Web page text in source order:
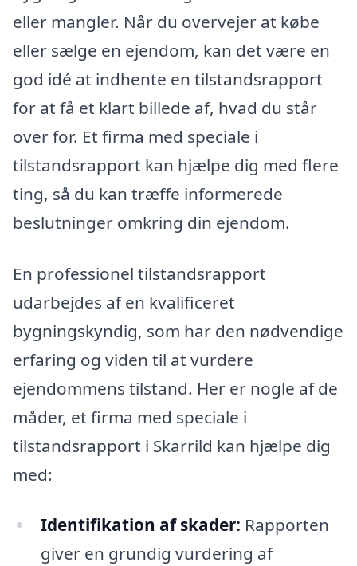
eller mangler. Når du overvejer at købe
eller sælge en ejendom, kan det være en
god idé at indhente en tilstandsrapport
for at få et klart billede af, hvad du står
over for. Et firma med speciale i
tilstandsrapport kan hjælpe dig med flere
ting, så du kan træffe informerede
beslutninger omkring din ejendom.
En professionel tilstandsrapport
udarbejdes af en kvalificeret
bygningskyndig, som har den nødvendige
erfaring og viden til at vurdere
ejendommens tilstand. Her er nogle af de
måder, et firma med speciale i
tilstandsrapport i Skarrild kan hjælpe dig
med:
Identifikation af skader: Rapporten
giver en grundig vurdering af